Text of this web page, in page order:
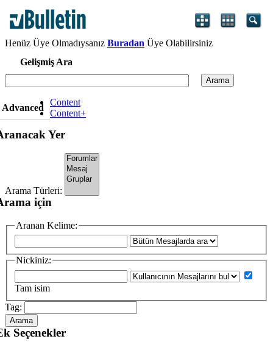
Henüz Üye Olmadıysanız Buradan Üye Olabilirsiniz
Gelişmiş Ara
Arama
Advanced
Content
Content+
Yer
Arama Türleri:
için
Aranan Kelime:
Nickiniz:
Tam isim
Tag:
Arama
Seçenekler